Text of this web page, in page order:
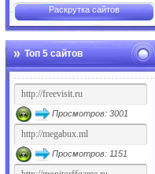
Раскрутка сайтов
Топ 5 сайтов
Просмотров: 3001
Просмотров: 1151